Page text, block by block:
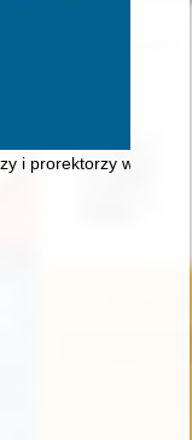
kontra
i prorektorzy w 55-